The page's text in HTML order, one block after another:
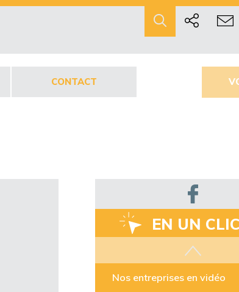
CONTACT
EN UN CLIC
Les aides disponibles
Nos entreprises en vidéo